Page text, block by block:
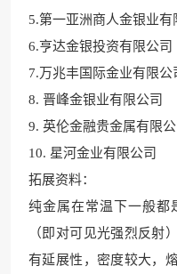
5.第一亚洲商人金银业有
6.亨达金银投资有限公司
7.万兆丰国际金业有限公
8. 晋峰金银业有限公司
9. 英伦金融贵金属有限公
10. 星河金业有限公司
拓展资料：
纯金属在常温下一般都
（即对可见光强烈反射
有延展性，密度较大，